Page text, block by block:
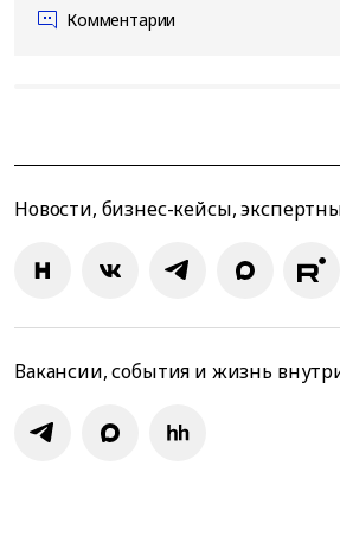
Комментарии
Новости, бизнес-кейсы,
Вакансии, события и жизнь